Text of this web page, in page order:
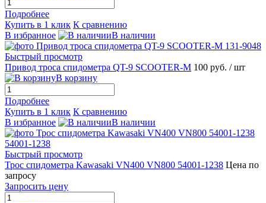
Подробнее
Купить в 1 клик К сравнению
В избранное
В наличии
Быстрый просмотр
Привод троса спидометра QT-9 SCOOTER-M 100 руб. / шт
В корзину
Подробнее
Купить в 1 клик К сравнению
В избранное
В наличии
Быстрый просмотр
Трос спидометра Kawasaki VN400 VN800 54001-1238 Цена по
запросу
Запросить цену